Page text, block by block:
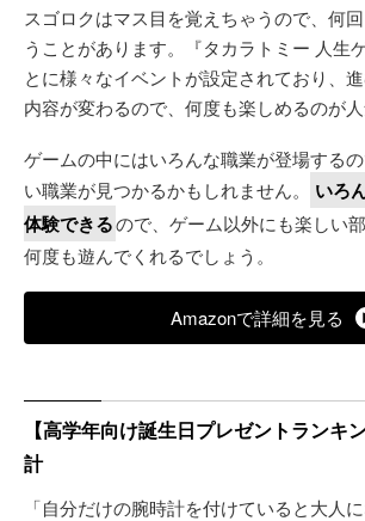
スゴロクはマス目を覚えちゃうので、何
うことがあります。『タカラトミー 人生
とに様々なイベントが設定されており、
内容が変わるので、何度も楽しめるのが人
ゲームの中にはいろんな職業が登場する
い職業が見つかるかもしれません。
いろ
体験できるので、ゲーム以外にも楽しい
何度も遊んでくれるでしょう。
Amazonで詳細を見る
【高学年向け誕生日プレゼントランキ
計
「自分だけの腕時計を付けていると大人